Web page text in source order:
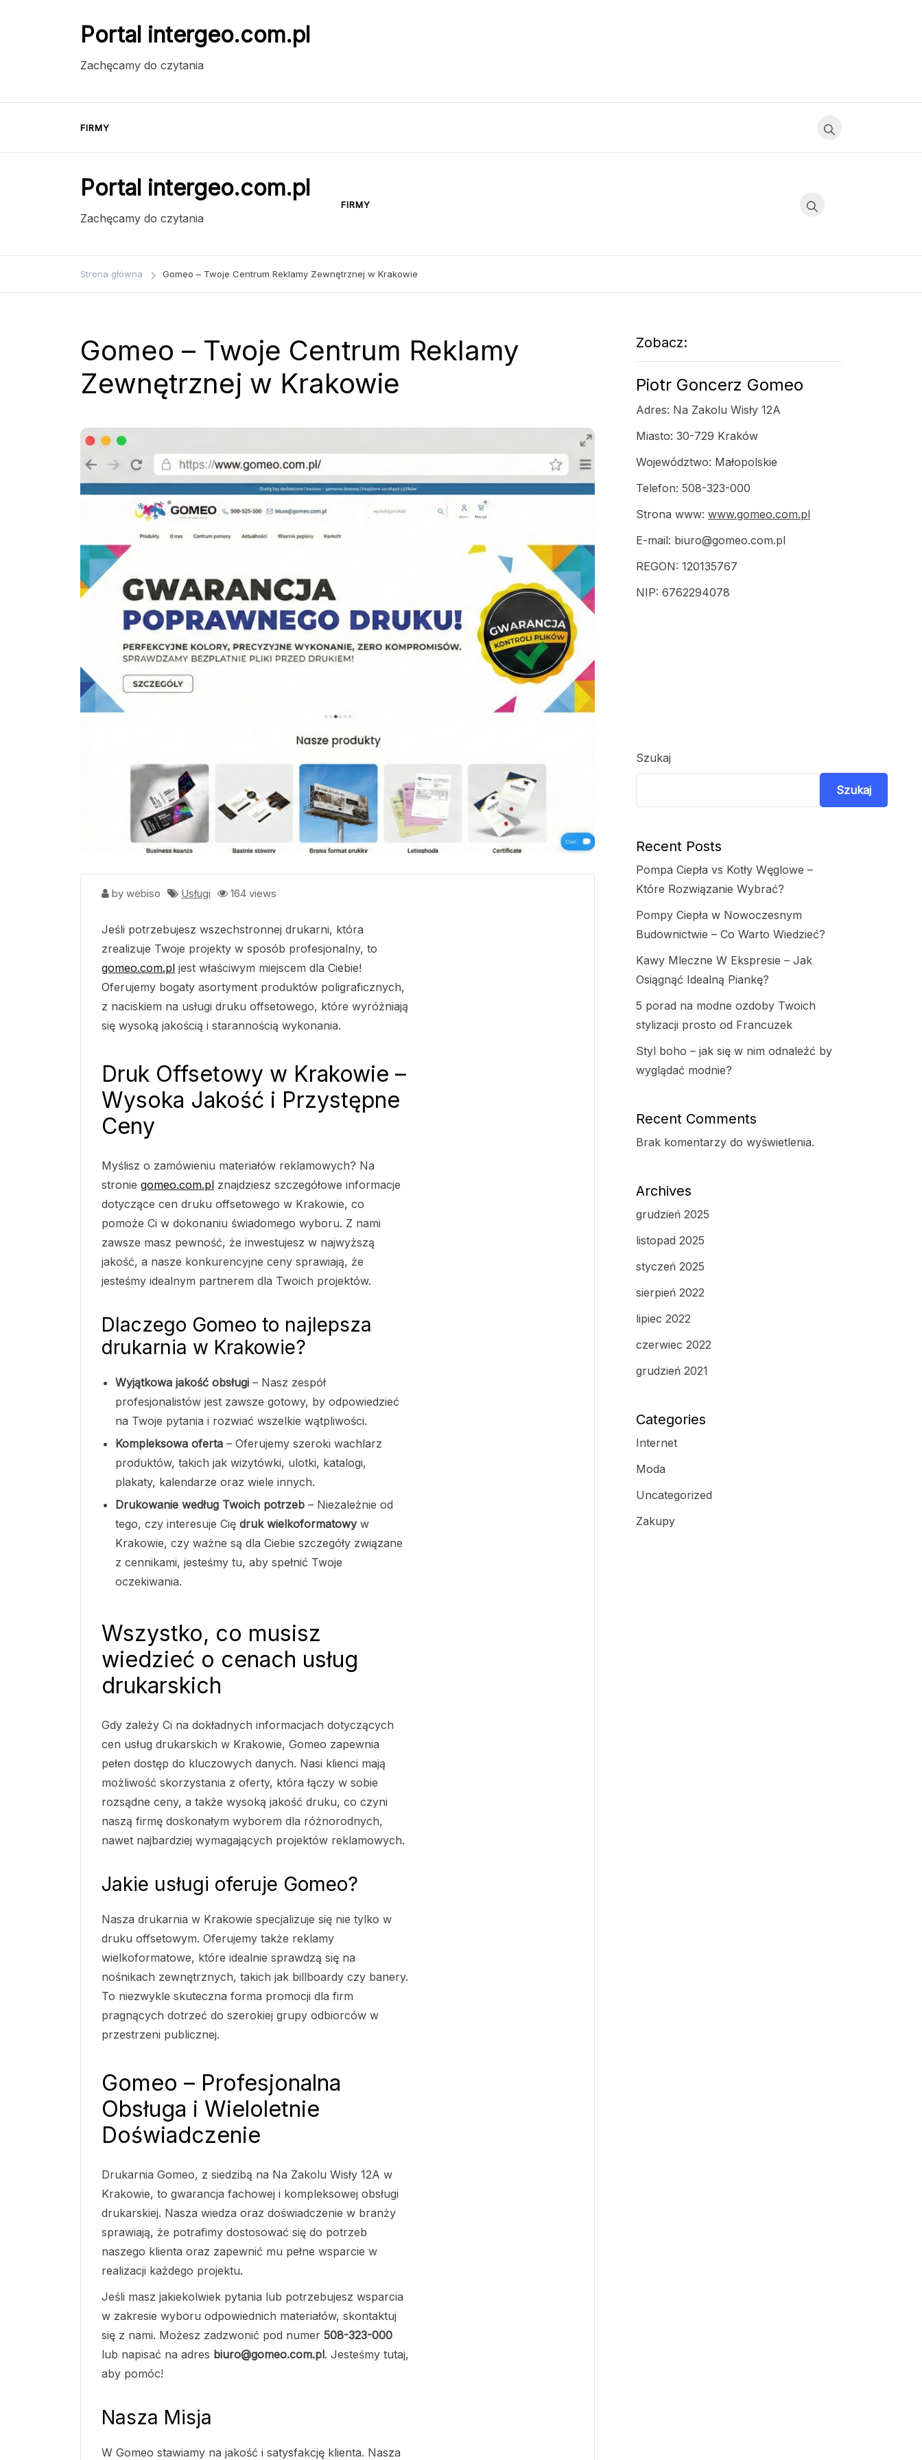
Portal intergeo.com.pl
Zachęcamy do czytania
FIRMY
Portal intergeo.com.pl
Zachęcamy do czytania
FIRMY
Strona główna Gomeo – Twoje Centrum Reklamy Zewnętrznej w Krakowie
Gomeo – Twoje Centrum Reklamy
Zewnętrznej w Krakowie
by webiso Usługi 164 views
Jeśli potrzebujesz wszechstronnej drukarni, która
zrealizuje Twoje projekty w sposób profesjonalny, to
gomeo.com.pl jest właściwym miejscem dla Ciebie!
Oferujemy bogaty asortyment produktów poligraficznych,
z naciskiem na usługi druku offsetowego, które wyróżniają
się wysoką jakością i starannością wykonania.
Druk Offsetowy w Krakowie –
Wysoka Jakość i Przystępne
Ceny
Myślisz o zamówieniu materiałów reklamowych? Na
stronie gomeo.com.pl znajdziesz szczegółowe informacje
dotyczące cen druku offsetowego w Krakowie, co
pomoże Ci w dokonaniu świadomego wyboru. Z nami
zawsze masz pewność, że inwestujesz w najwyższą
jakość, a nasze konkurencyjne ceny sprawiają, że
jesteśmy idealnym partnerem dla Twoich projektów.
Dlaczego Gomeo to najlepsza
drukarnia w Krakowie?
Wyjątkowa jakość obsługi – Nasz zespół
profesjonalistów jest zawsze gotowy, by odpowiedzieć
na Twoje pytania i rozwiać wszelkie wątpliwości.
Kompleksowa oferta – Oferujemy szeroki wachlarz
produktów, takich jak wizytówki, ulotki, katalogi,
plakaty, kalendarze oraz wiele innych.
Drukowanie według Twoich potrzeb – Niezależnie od
tego, czy interesuje Cię druk wielkoformatowyw
Krakowie, czy ważne są dla Ciebie szczegóły związane
z cennikami, jesteśmy tu, aby spełnić Twoje
oczekiwania.
Wszystko, co musisz
wiedzieć o cenach usług
drukarskich
Gdy zależy Ci na dokładnych informacjach dotyczących
cen usług drukarskich w Krakowie, Gomeo zapewnia
pełen dostęp do kluczowych danych. Nasi klienci mają
możliwość skorzystania z oferty, która łączy w sobie
rozsądne ceny, a także wysoką jakość druku, co czyni
naszą firmę doskonałym wyborem dla różnorodnych,
nawet najbardziej wymagających projektów reklamowych.
Jakie usługi oferuje Gomeo?
Nasza drukarnia w Krakowie specjalizuje się nie tylko w
druku offsetowym. Oferujemy także reklamy
wielkoformatowe, które idealnie sprawdzą się na
nośnikach zewnętrznych, takich jak billboardy czy banery.
To niezwykle skuteczna forma promocji dla firm
pragnących dotrzeć do szerokiej grupy odbiorców w
przestrzeni publicznej.
Gomeo – Profesjonalna
Obsługa i Wieloletnie
Doświadczenie
Drukarnia Gomeo, z siedzibą na Na Zakolu Wisły 12A w
Krakowie, to gwarancja fachowej i kompleksowej obsługi
drukarskiej. Nasza wiedza oraz doświadczenie w branży
sprawiają, że potrafimy dostosować się do potrzeb
naszego klienta oraz zapewnić mu pełne wsparcie w
realizacji każdego projektu.
Jeśli masz jakiekolwiek pytania lub potrzebujesz wsparcia
w zakresie wyboru odpowiednich materiałów, skontaktuj
się z nami. Możesz zadzwonić pod numer 508-323-000
lub napisać na adres biuro@gomeo.com.pl. Jesteśmy tutaj,
aby pomóc!
Nasza Misja
W Gomeo stawiamy na jakość i satysfakcję klienta. Nasza
Zobacz:
Piotr Goncerz Gomeo
Adres: Na Zakolu Wisły 12A
Miasto: 30-729 Kraków
Województwo: Małopolskie
Telefon: 508-323-000
Strona www: www.gomeo.com.pl
E-mail: biuro@gomeo.com.pl
REGON: 120135767
NIP: 6762294078
Szukaj
Szukaj
Recent Posts
Pompa Ciepła vs Kotły Węglowe –
Które Rozwiązanie Wybrać?
Pompy Ciepła w Nowoczesnym
Budownictwie – Co Warto Wiedzieć?
Kawy Mleczne W Ekspresie – Jak
Osiągnąć Idealną Piankę?
5 porad na modne ozdoby Twoich
stylizacji prosto od Francuzek
Styl boho – jak się w nim odnaleźć by
wyglądać modnie?
Recent Comments
Brak komentarzy do wyświetlenia.
Archives
grudzień 2025
listopad 2025
styczeń 2025
sierpień 2022
lipiec 2022
czerwiec 2022
grudzień 2021
Categories
Internet
Moda
Uncategorized
Zakupy